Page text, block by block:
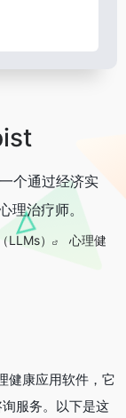
个通过经济实
理治疗师。
LLMs）
心理健
健康应用软件，它
服务。以下是这